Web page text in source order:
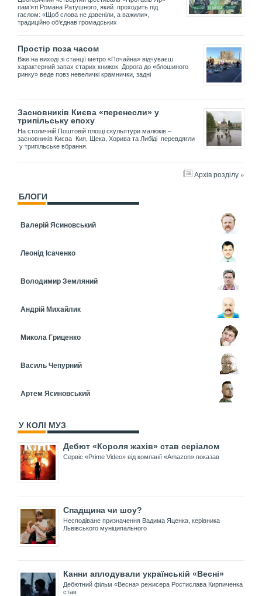
пам’яті Романа Ратушного, який проходить під
гаслом: «Щоб слова не дзвеніли, а важили»,
традиційно об’єднав громадських
Простір поза часом
Вже на виході зі станції метро «Почайна» відчуваєш
характерний запах старих книжок. Дорога до «блошиного
ринку» веде повз невеличкі крамнички, задні
Засновників Києва «перенесли» у
трипільську епоху
На столичній Поштовій площі скульптури малюків –
засновників Києва Кия, Щека, Хорива та Либіді перевдягли
у трипільське вбрання.
Архів розділу »
БЛОГИ
Валерій Ясиновський
Леонід Ісаченко
Володимир Земляний
Андрій Михайлик
Микола Гриценко
Василь Чепурний
Артем Ясиновський
У КОЛІ МУЗ
Дебют «Короля жахів» став серіалом
Сервіс «Prime Video» від компанії «Amazon» показав
Спадщина чи шоу?
Несподіване призначення Вадима Яценка, керівника
Львівського муніципального
Канни аплодували українській «Весні»
Дебютний фільм «Весна» режисера Ростислава Кирпиченка
став